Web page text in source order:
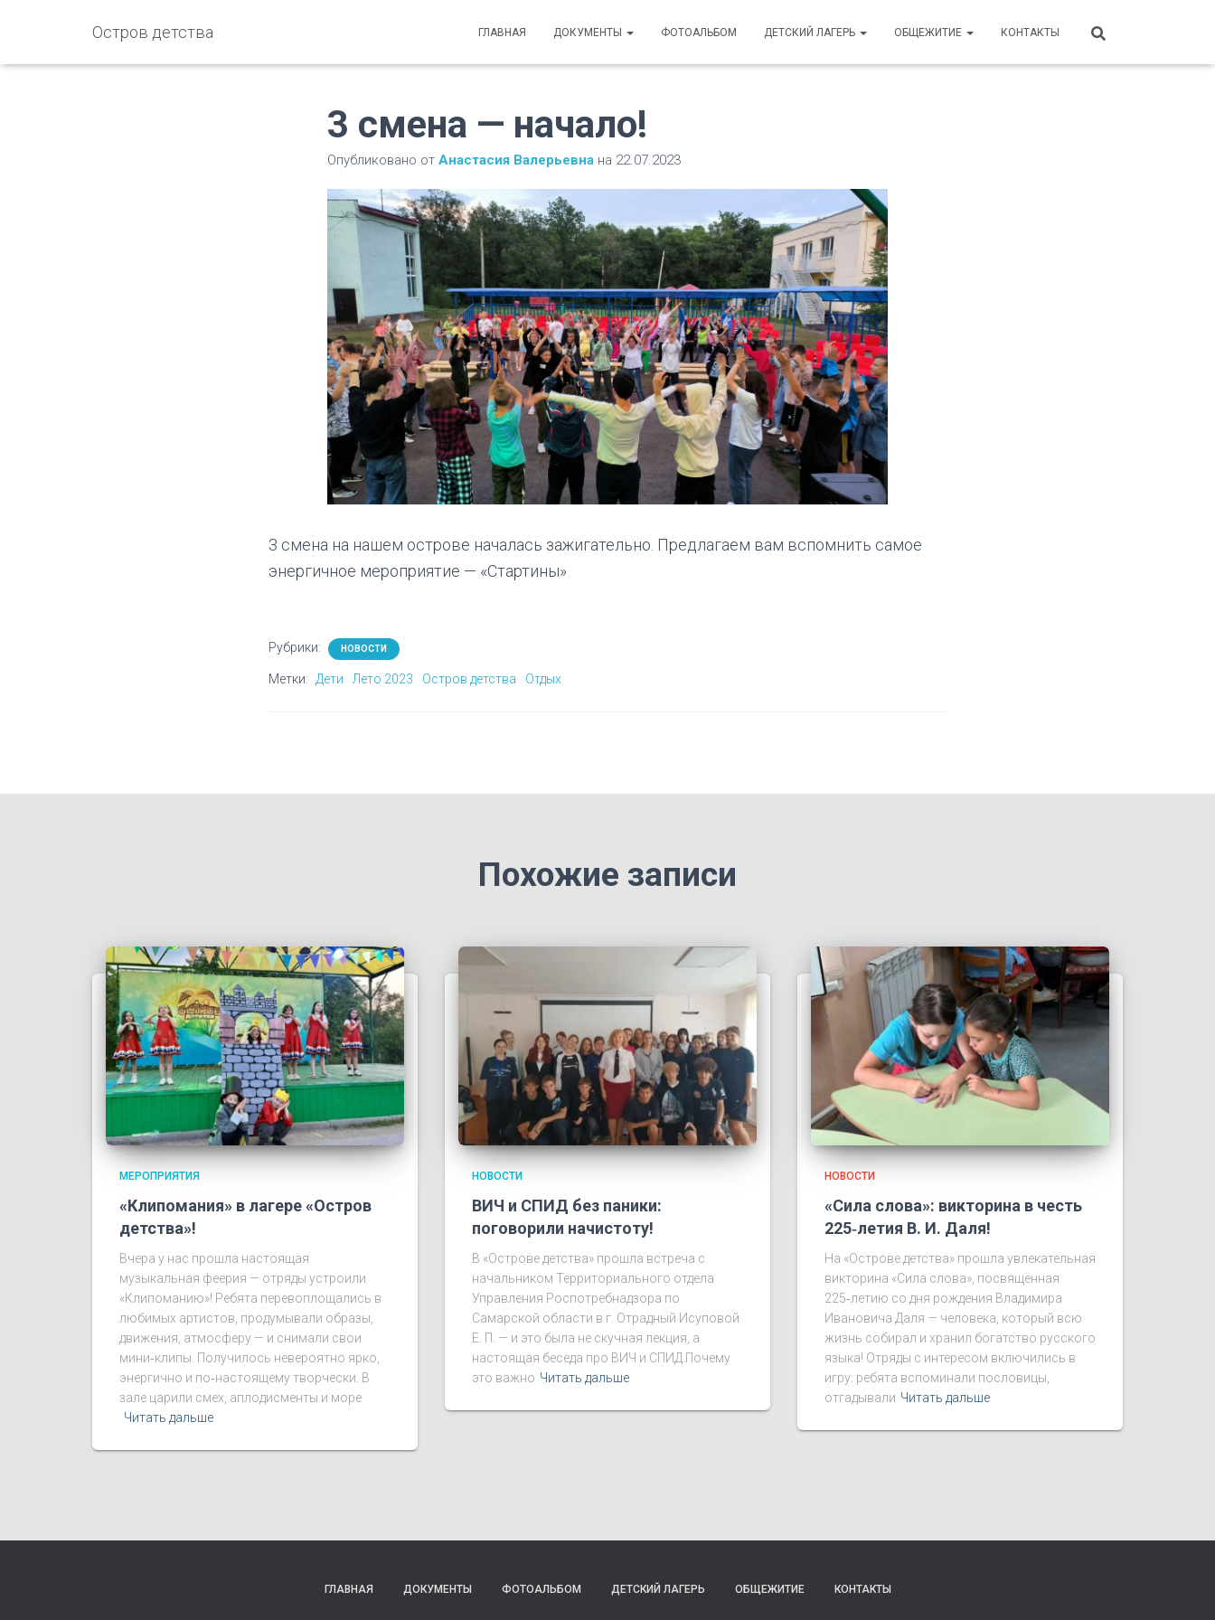
Остров детства ГЛАВНАЯ ДОКУМЕНТЫ ФОТОАЛЬБОМ ДЕТСКИЙ ЛАГЕРЬ ОБЩЕЖИТИЕ КОНТАКТЫ
3 смена — начало!
Опубликовано от Анастасия Валерьевнана 22.07.2023
3 смена на нашем острове началась зажигательно. Предлагаем вам вспомнить самое
энергичное мероприятие — «Стартины»
Рубрики: НОВОСТИ
Метки: Дети Лето 2023 Остров детства Отдых
Похожие записи
МЕРОПРИЯТИЯ
«Клипомания» в лагере «Остров
детства»!
Вчера у нас прошла настоящая
музыкальная феерия — отряды устроили
«Клипоманию»! Ребята перевоплощались в
любимых артистов, продумывали образы,
движения, атмосферу — и снимали свои
мини‑клипы. Получилось невероятно ярко,
энергично и по‑настоящему творчески. В
зале царили смех, аплодисменты и море
Читать дальше
НОВОСТИ
ВИЧ и СПИД без паники:
поговорили начистоту!
В «Острове детства» прошла встреча с
начальником Территориального отдела
Управления Роспотребнадзора по
Самарской области в г. Отрадный Исуповой
Е. П. — и это была не скучная лекция, а
настоящая беседа про ВИЧ и СПИД.Почему
это важно Читать дальше
НОВОСТИ
«Сила слова»: викторина в честь
225‑летия В. И. Даля!
На «Острове детства» прошла увлекательная
викторина «Сила слова», посвящённая
225‑летию со дня рождения Владимира
Ивановича Даля — человека, который всю
жизнь собирал и хранил богатство русского
языка! Отряды с интересом включились в
игру: ребята вспоминали пословицы,
отгадывали Читать дальше
ГЛАВНАЯ ДОКУМЕНТЫ ФОТОАЛЬБОМ ДЕТСКИЙ ЛАГЕРЬ ОБЩЕЖИТИЕ КОНТАКТЫ